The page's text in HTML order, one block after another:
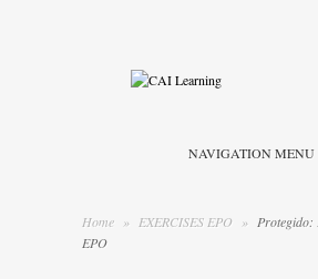
NAVIGATION MENU
Home » EXERCISES EPO »
EPO